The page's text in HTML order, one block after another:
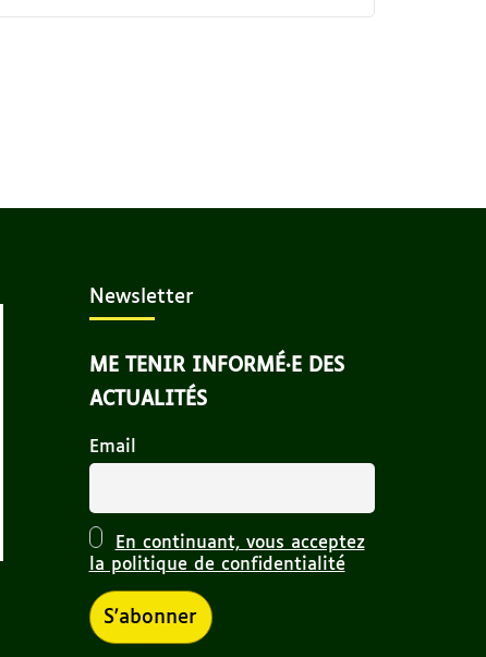
Newsletter
ME TENIR INFORMÉ·E DES
ACTUALITÉS
Email
En continuant, vous acceptez
la politique de confidentialité